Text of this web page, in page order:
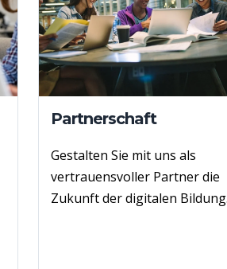
Partnerschaft
Gestalten Sie mit uns als
vertrauensvollerPartner die
Zukunft der digitalen Bildung.